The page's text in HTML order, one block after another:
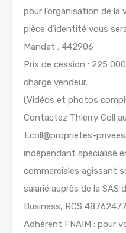
pour l’organisation de la
pièce d’identité vous
Mandat : 442906
Prix de cession : 225
charge vendeur.
(Vidéos et photos
Contactez Thierry Coll
t.coll@proprietes-
indépendant spécialisé
commerciales agissant
salarié auprès de la SAS
Business, RCS
Adhérent FNAIM : pour